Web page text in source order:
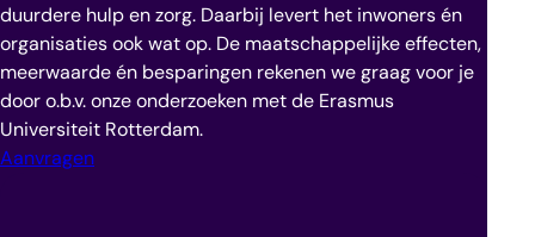
duurdere hulp en zorg. Daarbij levert het inwoners én
organisaties ook wat op. De maatschappelijke effecten,
meerwaarde én besparingen rekenen we graag voor je
door o.b.v. onze onderzoeken met de Erasmus
Universiteit Rotterdam.
Aanvragen